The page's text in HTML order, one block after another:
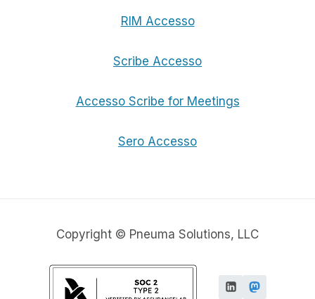
RIM Accesso
Scribe Accesso
Accesso Scribe for Meetings
Sero Accesso
Copyright © Pneuma Solutions, LLC